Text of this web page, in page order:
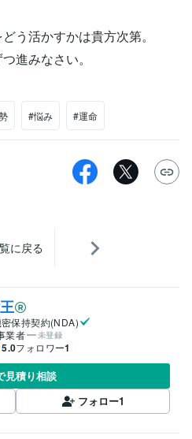
う活かすかは貴方次第。
進みなさい。
#悩み #運命
に戻る
保持契約(NDA)
業者
未登録
5.0フォロワー1
見積り相談
フォロー1